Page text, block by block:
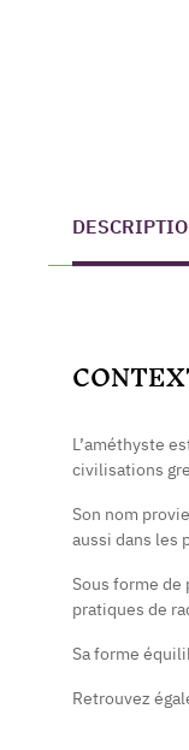
L’améthyste
civilisations
Son nom
aussi dans les
Sous forme
pratiques de
Sa forme
Retrouvez